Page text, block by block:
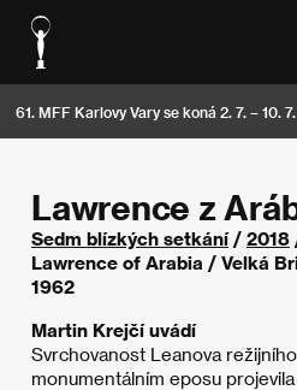
61. MFF Karlovy Vary se koná 2. 7. – 10.
Lawrence z
Sedm blízkých setkání/ 2018
Lawrence of Arabia / Velká
1962
Martin Krejčí uvádí
Svrchovanost Leanova
monumentálním eposu